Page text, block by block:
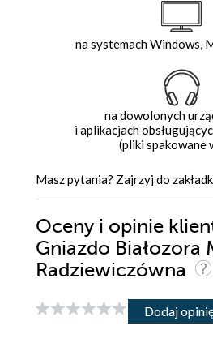
na systemach Windows,
na dowolonych
i aplikacjach
(pliki spakowane
Masz pytania? Zajrzyj do
Oceny i opinie
Gniazdo Białozora
Radziewiczówna
Dodaj